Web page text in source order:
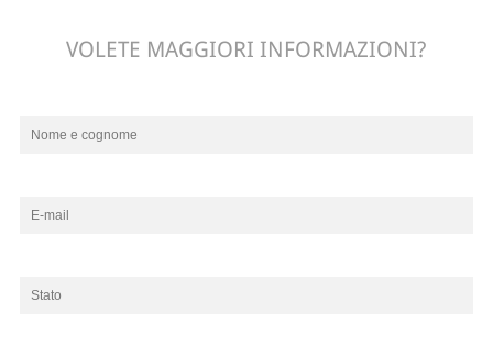
VOLETE MAGGIORI INFORMAZIONI?